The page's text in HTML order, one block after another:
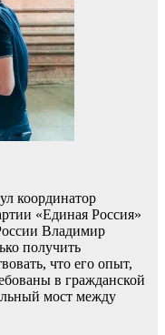
координатор
«Единая Россия»
Владимир
получить
что его опыт,
в гражданской
мост между